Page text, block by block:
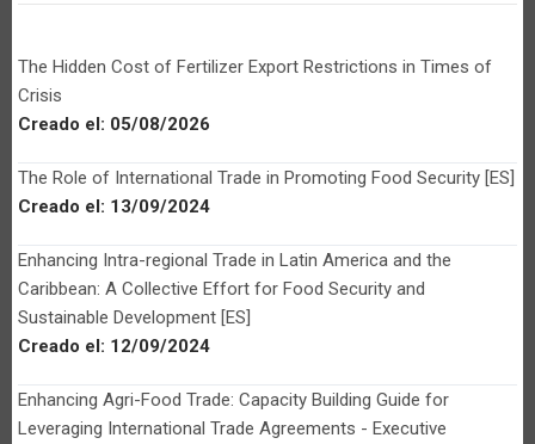
The Hidden Cost of Fertilizer Export Restrictions in Times of
Crisis
Creado el: 05/08/2026
The Role of International Trade in Promoting Food Security [ES]
Creado el: 13/09/2024
Enhancing Intra-regional Trade in Latin America and the
Caribbean: A Collective Effort for Food Security and
Sustainable Development [ES]
Creado el: 12/09/2024
Enhancing Agri-Food Trade: Capacity Building Guide for
Leveraging International Trade Agreements - Executive